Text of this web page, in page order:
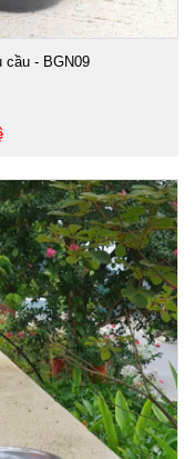
cầu - BGN09